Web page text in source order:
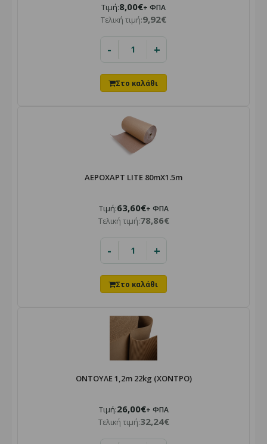
Τιμή:8,00€+ ΦΠΑ
Τελική τιμή:9,92€
- +
ΑΕΡΟΧΑΡΤ LITE 80mX1.5m
Τιμή:63,60€+ ΦΠΑ
Τελική τιμή:78,86€
- +
ΟΝΤΟΥΛΕ 1,2m 22kg (ΧΟΝΤΡΟ)
Τιμή:26,00€+ ΦΠΑ
Τελική τιμή:32,24€